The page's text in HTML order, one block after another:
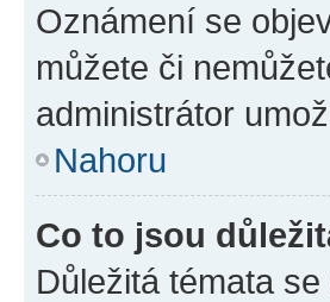
Oznámení se
můžete či
administrátor
Nahoru
Co to jsou
Důležitá témata